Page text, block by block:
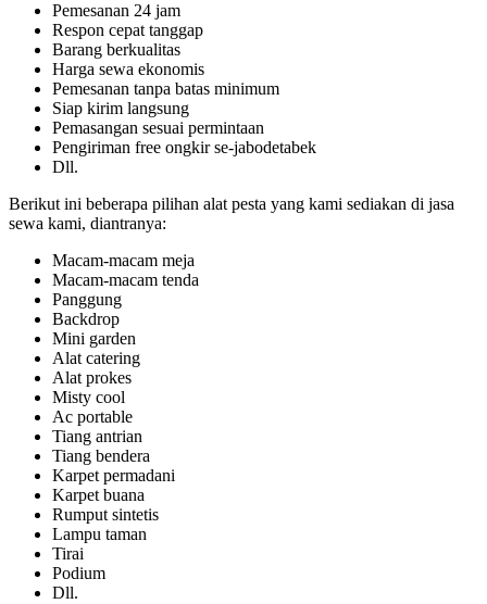
Pemesanan 24 jam
Respon cepat tanggap
Barang berkualitas
Harga sewa ekonomis
Pemesanan tanpa batas minimum
Siap kirim langsung
Pemasangan sesuai permintaan
Pengiriman free ongkir se-jabodetabek
Dll.
Berikut ini beberapa pilihan alat pesta yang kami sediakan di jasa
sewa kami, diantranya:
Macam-macam meja
Macam-macam tenda
Panggung
Backdrop
Mini garden
Alat catering
Alat prokes
Misty cool
Ac portable
Tiang antrian
Tiang bendera
Karpet permadani
Karpet buana
Rumput sintetis
Lampu taman
Tirai
Podium
Dll.